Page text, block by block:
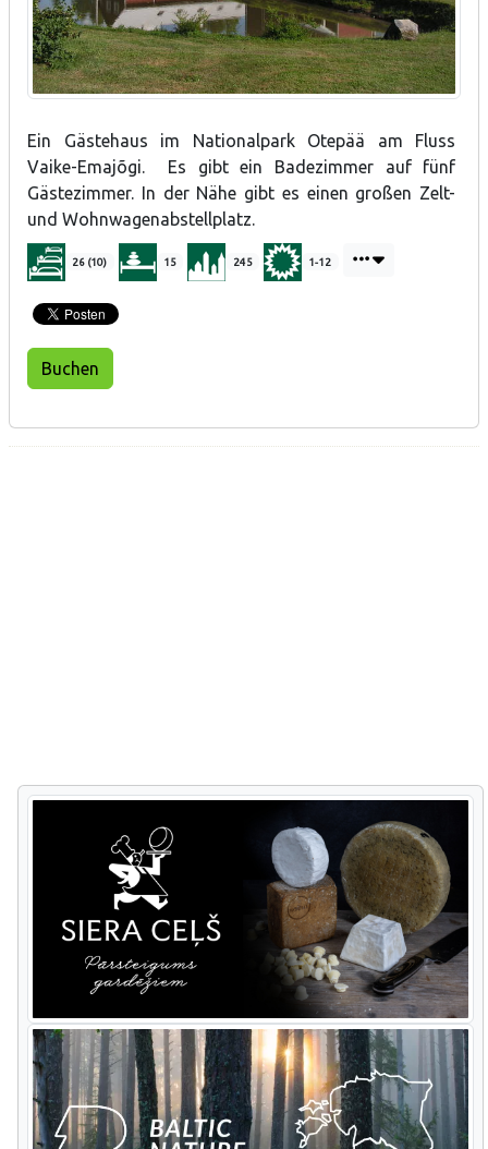
Ein Gästehaus im Nationalpark Otepää am Fluss
Vaike-Emajõgi. Es gibt ein Badezimmer auf fünf
Gästezimmer. In der Nähe gibt es einen großen Zelt-
und Wohnwagenabstellplatz.
26 (10) 15 245 1-12
Buchen